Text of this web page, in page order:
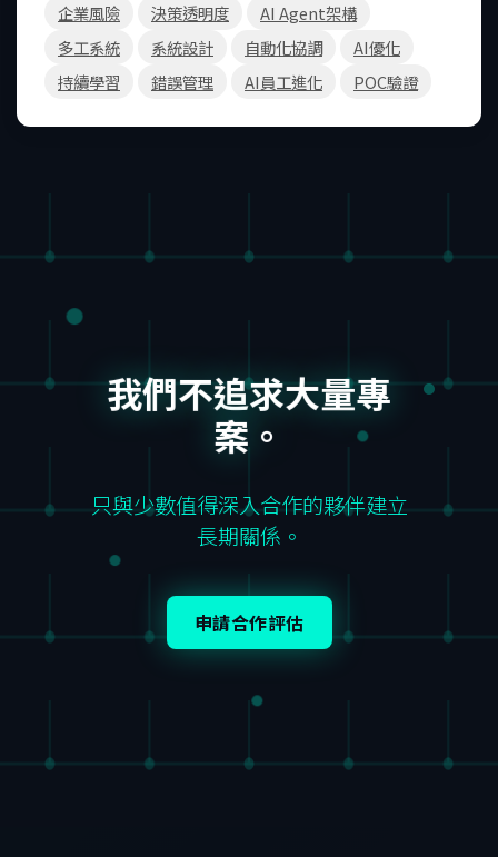
企業風險
決策透明度
AI Agent架構
多工系統
系統設計 自動化協調
AI優化
持續學習
錯誤管理 AI員工進化 POC驗證
我們不追求大量專
案。
只與少數值得深入合作的夥伴建立
長期關係。
申請合作評估